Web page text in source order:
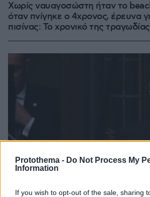
Protothema - Do Not Process My
Information
If you wish to opt-out of the sale, sharing
Χωρίς ναυαγοσώστη ήταν το
όταν πνίγηκε ο 4χρονος, έρευνα
πισίνας: Το χρονικό της τραγωδίας